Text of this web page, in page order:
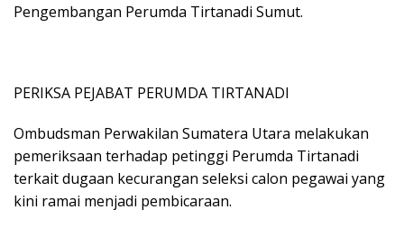
Pengembangan Perumda Tirtanadi Sumut.
PERIKSA PEJABAT PERUMDA TIRTANADI
Ombudsman Perwakilan Sumatera Utara melakukan
pemeriksaan terhadap petinggi Perumda Tirtanadi
terkait dugaan kecurangan seleksi calon pegawai yang
kini ramai menjadi pembicaraan.